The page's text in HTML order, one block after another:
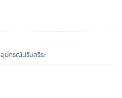
อุปกรณ์ปรับสรีระ